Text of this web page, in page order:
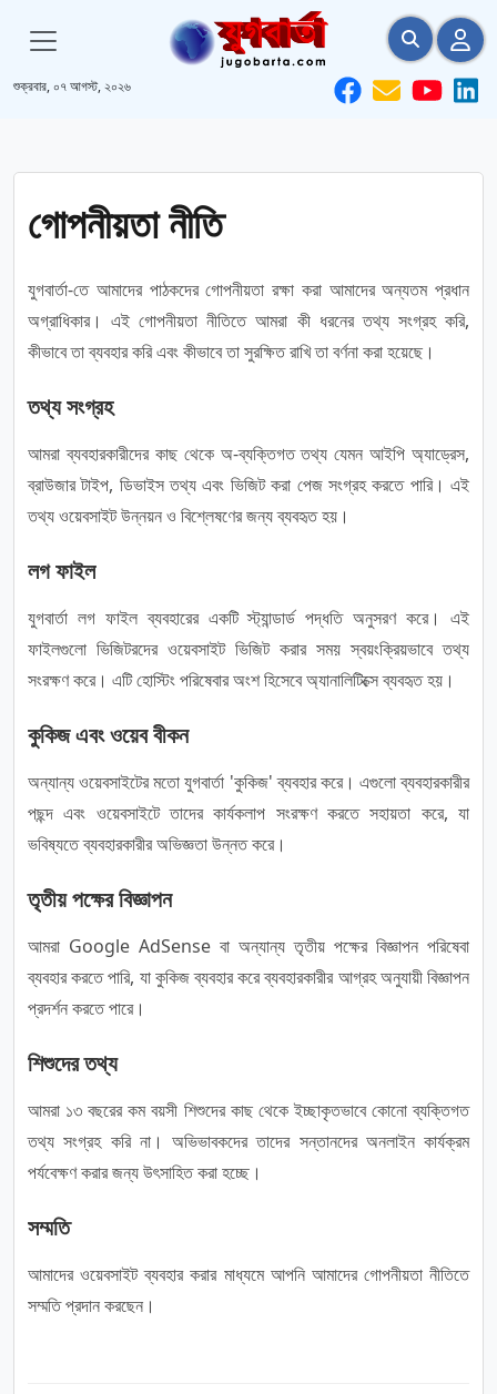
শুক্রবার, ০৭ আগস্ট, ২০২৬
গোপনীয়তা নীতি
যুগবার্তা-তে আমাদের পাঠকদের গোপনীয়তা রক্ষা করা আমাদের অন্যতম প্রধান
অগ্রাধিকার। এই গোপনীয়তা নীতিতে আমরা কী ধরনের তথ্য সংগ্রহ করি,
কীভাবে তা ব্যবহার করি এবং কীভাবে তা সুরক্ষিত রাখি তা বর্ণনা করা হয়েছে।
তথ্য সংগ্রহ
আমরা ব্যবহারকারীদের কাছ থেকে অ-ব্যক্তিগত তথ্য যেমন আইপি অ্যাড্রেস,
ব্রাউজার টাইপ, ডিভাইস তথ্য এবং ভিজিট করা পেজ সংগ্রহ করতে পারি। এই
তথ্য ওয়েবসাইট উন্নয়ন ও বিশ্লেষণের জন্য ব্যবহৃত হয়।
লগ ফাইল
যুগবার্তা লগ ফাইল ব্যবহারের একটি স্ট্যান্ডার্ড পদ্ধতি অনুসরণ করে। এই
ফাইলগুলো ভিজিটরদের ওয়েবসাইট ভিজিট করার সময় স্বয়ংক্রিয়ভাবে তথ্য
সংরক্ষণ করে। এটি হোস্টিং পরিষেবার অংশ হিসেবে অ্যানালিটিক্সে ব্যবহৃত হয়।
কুকিজ এবং ওয়েব বীকন
অন্যান্য ওয়েবসাইটের মতো যুগবার্তা 'কুকিজ' ব্যবহার করে। এগুলো ব্যবহারকারীর
পছন্দ এবং ওয়েবসাইটে তাদের কার্যকলাপ সংরক্ষণ করতে সহায়তা করে, যা
ভবিষ্যতে ব্যবহারকারীর অভিজ্ঞতা উন্নত করে।
তৃতীয় পক্ষের বিজ্ঞাপন
আমরা Google AdSense বা অন্যান্য তৃতীয় পক্ষের বিজ্ঞাপন পরিষেবা
ব্যবহার করতে পারি, যা কুকিজ ব্যবহার করে ব্যবহারকারীর আগ্রহ অনুযায়ী বিজ্ঞাপন
প্রদর্শন করতে পারে।
শিশুদের তথ্য
আমরা ১৩ বছরের কম বয়সী শিশুদের কাছ থেকে ইচ্ছাকৃতভাবে কোনো ব্যক্তিগত
তথ্য সংগ্রহ করি না। অভিভাবকদের তাদের সন্তানদের অনলাইন কার্যক্রম
পর্যবেক্ষণ করার জন্য উৎসাহিত করা হচ্ছে।
সম্মতি
আমাদের ওয়েবসাইট ব্যবহার করার মাধ্যমে আপনি আমাদের গোপনীয়তা নীতিতে
সম্মতি প্রদান করছেন।